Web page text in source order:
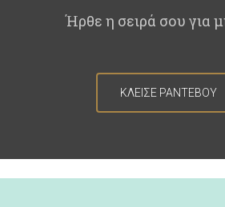
Ήρθε η σειρά σου για
ΚΛΕΙΣΕ ΡΑΝΤΕΒΟΥ